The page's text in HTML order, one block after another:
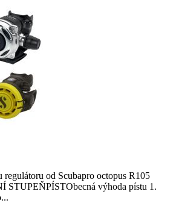
regulátoru od Scubapro octopus R105
STUPEŇPÍSTObecná výhoda pístu 1.